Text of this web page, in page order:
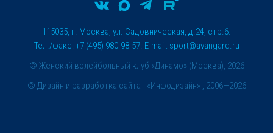
© Женский волейбольный клуб «Динамо» (Москва), 2026
115035, г. Москва, ул. Садовническая, д.24, стр.6.
Тел./факс: +7 (495) 980-98-57. E-mail: sport@avangard.ru
© Дизайн и разработка сайта - «Инфодизайн» , 2006—2026